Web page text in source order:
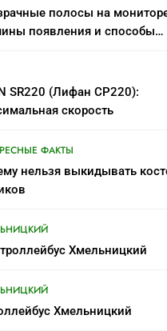
полосы на
появления и способы
SR220 (Лифан СР220):
скорость
ФАКТЫ
нельзя выкидывать
Хмельницкий
Хмельницкий